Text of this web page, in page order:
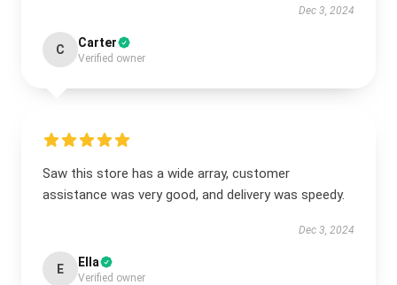
Dec 3, 2024
C Carter
Verified owner
Saw this store has a wide array, customer
assistance was very good, and delivery was speedy.
Dec 3, 2024
E Ella
Verified owner